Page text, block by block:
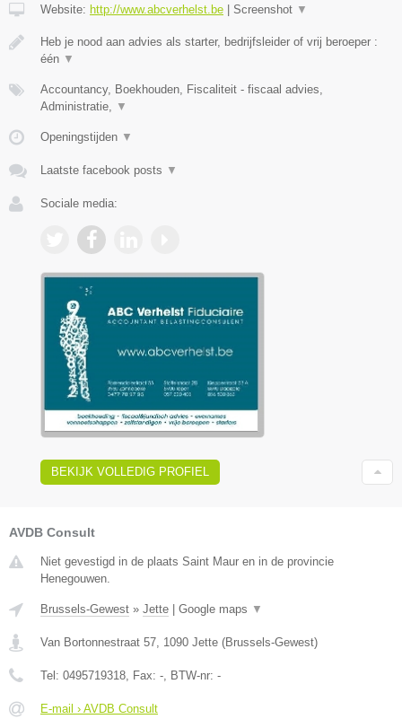
Website: http://www.abcverhelst.be Screenshot ▼
Heb je nood aan advies als starter, bedrijfsleider of vrij beroeper :
één ▼
Accountancy, Boekhouden, Fiscaliteit - fiscaal advies,
Administratie, ▼
Openingstijden ▼
Laatste facebook posts ▼
Sociale media:
BEKIJK VOLLEDIG PROFIEL
AVDB Consult
Niet gevestigd in de plaats Saint Maur en in de provincie
Henegouwen.
Brussels-Gewest » Jette | Google maps ▼
Van Bortonnestraat 57 1090 Jette (Brussels-Gewest)
Tel: 0495719318 , Fax: - , BTW-nr: -
E-mail › AVDB Consult